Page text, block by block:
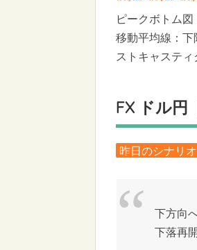
ピークボトム
移動平均線：下
ストキャステ
FX ドル円
昨日のシナリオ
下方向
下落再